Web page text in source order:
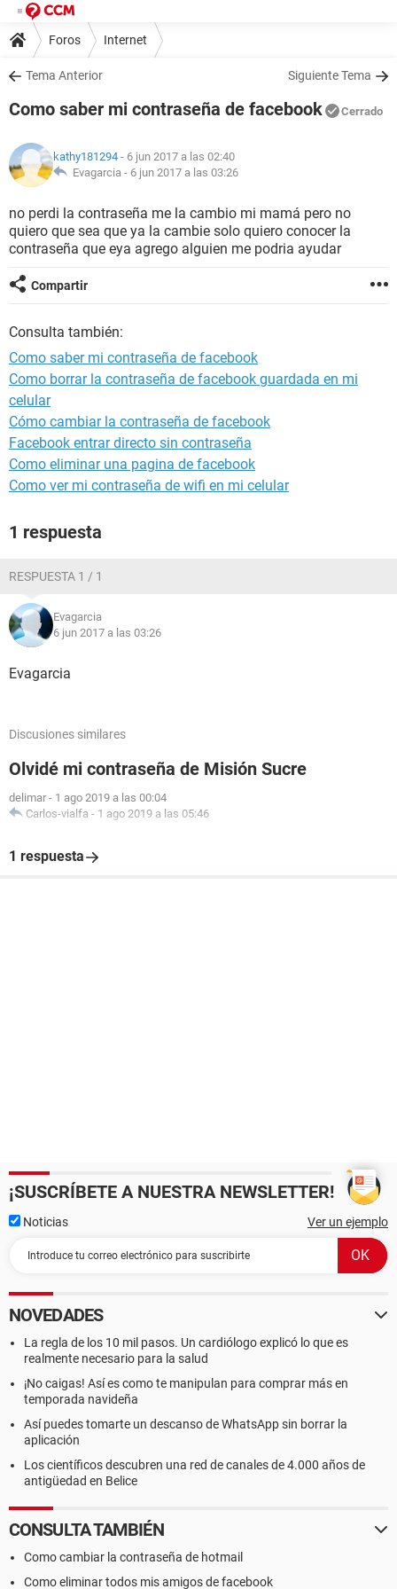
Foros Internet
Tema Anterior Siguiente Tema
Como saber mi contraseña de facebook Cerrado
kathy181294 - 6 jun 2017 a las 02:40
Evagarcia - 6 jun 2017 a las 03:26
no perdi la contraseña me la cambio mi mamá pero no
quiero que sea que ya la cambie solo quiero conocer la
contraseña que eya agrego alguien me podria ayudar
Compartir
Consulta también:
Como saber mi contraseña de facebook
Como borrar la contraseña de facebook guardada en mi
celular
Cómo cambiar la contraseña de facebook
Facebook entrar directo sin contraseña
Como eliminar una pagina de facebook
Como ver mi contraseña de wifi en mi celular
1 respuesta
RESPUESTA 1 / 1
Evagarcia
6 jun 2017 a las 03:26
Evagarcia
Discusiones similares
Olvidé mi contraseña de Misión Sucre
delimar - 1 ago 2019 a las 00:04
Carlos-vialfa - 1 ago 2019 a las 05:46
1 respuesta
¡SUSCRÍBETE A NUESTRA NEWSLETTER!
Noticias Ver un ejemplo
NOVEDADES
La regla de los 10 mil pasos. Un cardiólogo explicó lo que es
realmente necesario para la salud
¡No caigas! Así es como te manipulan para comprar más en
temporada navideña
Así puedes tomarte un descanso de WhatsApp sin borrar la
aplicación
Los científicos descubren una red de canales de 4.000 años de
antigüedad en Belice
CONSULTA TAMBIÉN
Como cambiar la contraseña de hotmail
Como eliminar todos mis amigos de facebook